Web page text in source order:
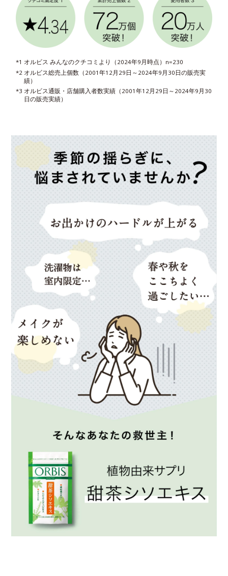
*1 オルビス みんなのクチコミより（2024年9月時点）n=230
*2 オルビス総売上個数（2001年12月29日～2024年9月30日の販売実
績）
*3 オルビス通販・店舗購入者数実績（2001年12月29日～2024年9月30
日の販売実績）